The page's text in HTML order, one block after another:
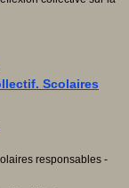
Scolaires